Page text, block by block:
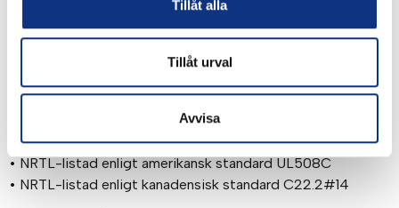
Tillåt alla
Tillåt urval
Avvisa
lågspänningsdirektivet)
• CE-märkt enligt EN61800-3 (EMC-direktivet) med
externt filter
• NRTL-listad enligt amerikansk standard UL508C
• NRTL-listad enligt kanadensisk standard C22.2#14